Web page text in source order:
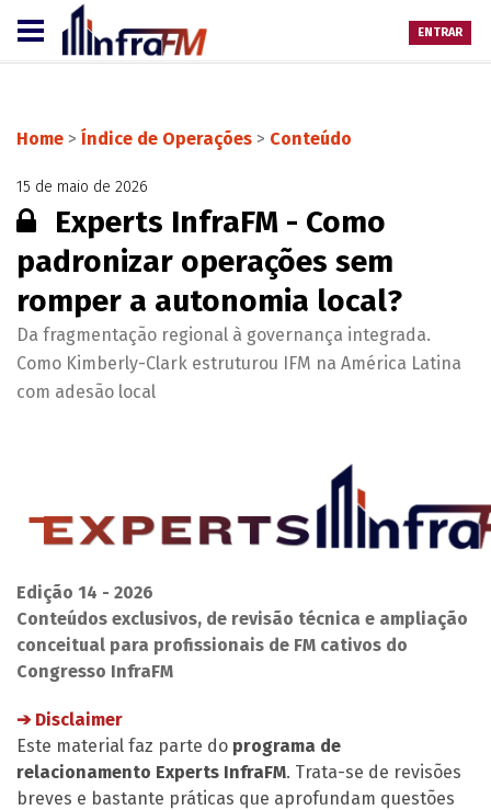
ENTRAR
Home > Índice de Operações > Conteúdo
15 de maio de 2026
Conteúdo restrito:
Experts InfraFM - Como
padronizar operações sem
romper a autonomia local?
Da fragmentação regional à governança integrada.
Como Kimberly-Clark estruturou IFM na América Latina
com adesão local
Edição 14 - 2026
Conteúdos exclusivos, de revisão técnica e ampliação
conceitual para profissionais de FM cativos do
Congresso InfraFM
➔ Disclaimer
Este material faz parte do programa de
relacionamento Experts InfraFM. Trata-se de revisões
breves e bastante práticas que aprofundam questões